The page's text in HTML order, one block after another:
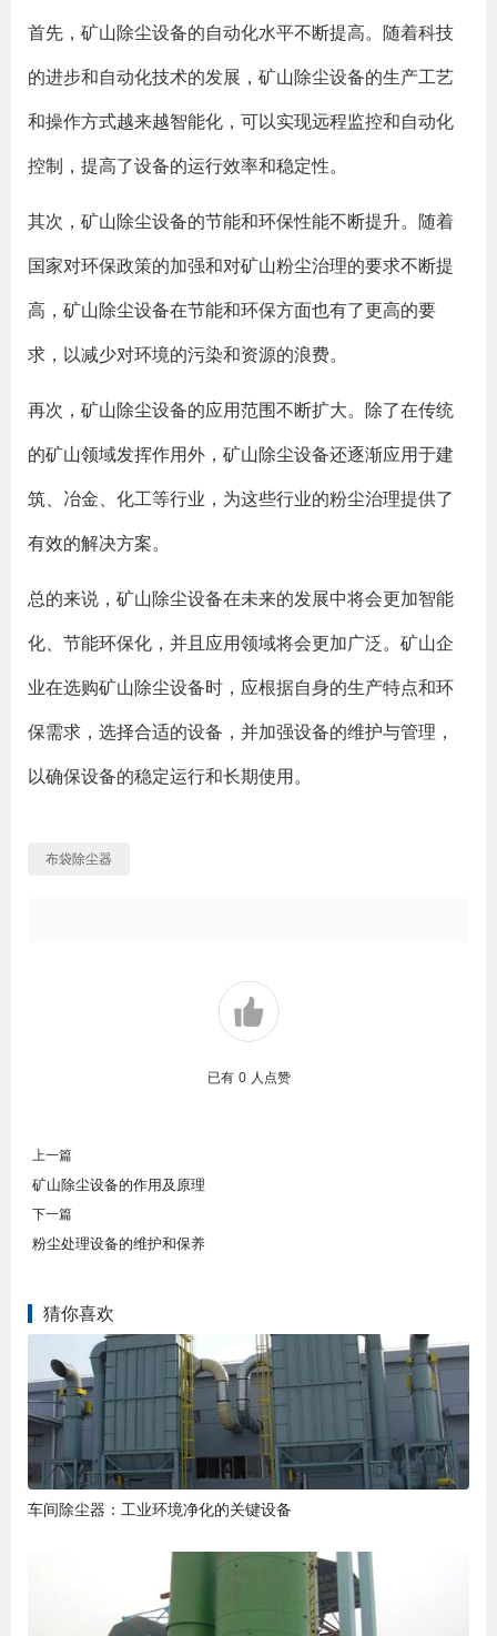
首先，矿山除尘设备的自动化水平不断提高。随着科技
的进步和自动化技术的发展，矿山除尘设备的生产工艺
和操作方式越来越智能化，可以实现远程监控和自动化
控制，提高了设备的运行效率和稳定性。
其次，矿山除尘设备的节能和环保性能不断提升。随着
国家对环保政策的加强和对矿山粉尘治理的要求不断提
高，矿山除尘设备在节能和环保方面也有了更高的要
求，以减少对环境的污染和资源的浪费。
再次，矿山除尘设备的应用范围不断扩大。除了在传统
的矿山领域发挥作用外，矿山除尘设备还逐渐应用于建
筑、冶金、化工等行业，为这些行业的粉尘治理提供了
有效的解决方案。
总的来说，矿山除尘设备在未来的发展中将会更加智能
化、节能环保化，并且应用领域将会更加广泛。矿山企
业在选购矿山除尘设备时，应根据自身的生产特点和环
保需求，选择合适的设备，并加强设备的维护与管理，
以确保设备的稳定运行和长期使用。
布袋除尘器
已有 0 人点赞
上一篇
矿山除尘设备的作用及原理
下一篇
粉尘处理设备的维护和保养
猜你喜欢
车间除尘器：工业环境净化的关键设备